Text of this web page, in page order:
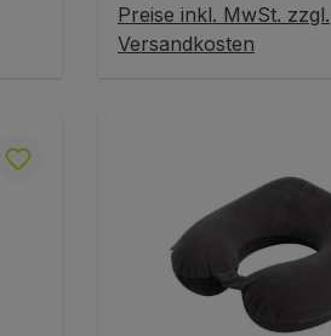
Preise inkl. MwSt. zzgl.
Versandkosten
Variante wählen